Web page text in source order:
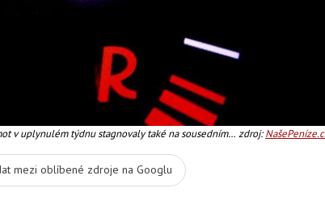
v uplynulém týdnu stagnovaly také na sousedním
zdroj:
mezi oblíbené zdroje na Googlu